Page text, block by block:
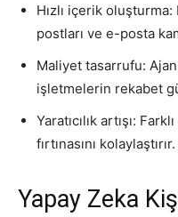
Hızlı içerik oluşturma:
postları ve e-posta
Maliyet tasarrufu:
işletmelerin rekabet
Yaratıcılık artışı:
fırtınasını kolaylaştırır.
Yapay Zeka